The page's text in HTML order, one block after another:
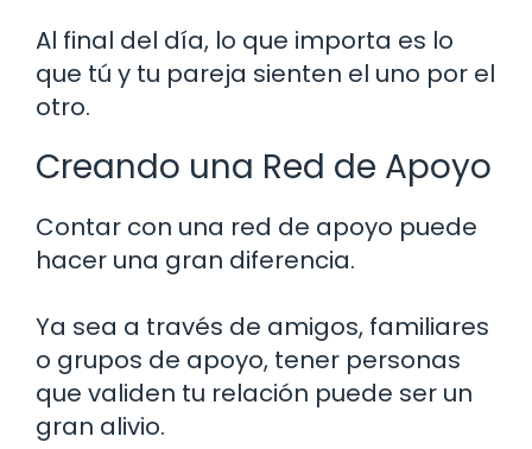
Al final del día, lo que importa es lo
que tú y tu pareja sienten el uno por el
otro.
Creando una Red de Apoyo
Contar con una red de apoyo puede
hacer una gran diferencia.
Ya sea a través de amigos, familiares
o grupos de apoyo, tener personas
que validen tu relación puede ser un
gran alivio.